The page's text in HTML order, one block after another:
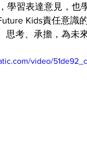
學習表達意見，也
Kids責任意識
思考、承擔，為未
video/